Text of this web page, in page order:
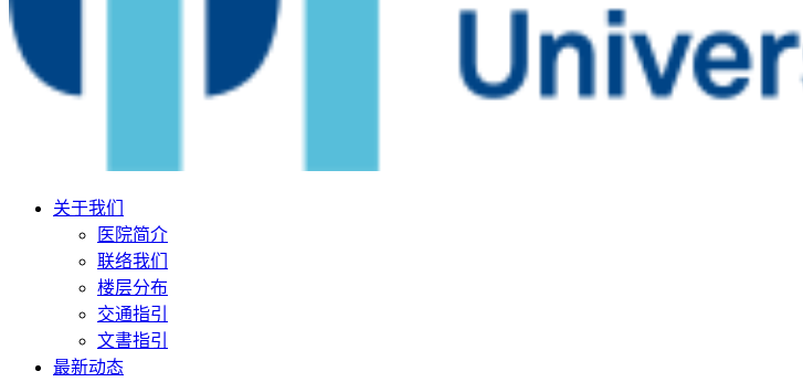
关于我们
医院简介
联络我们
楼层分布
交通指引
文書指引
最新动态